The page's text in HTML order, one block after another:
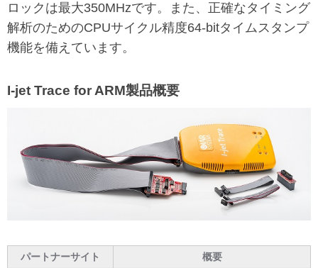
ロックは最大350MHzです。また、正確なタイミング
解析のためのCPUサイクル精度64-bitタイムスタンプ
機能を備えています。
I-jet Trace for ARM製品概要
パートナーサイト 概要